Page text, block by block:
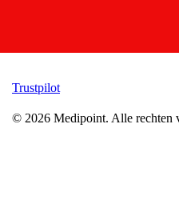
Trustpilot
© 2026 Medipoint. Alle rechten